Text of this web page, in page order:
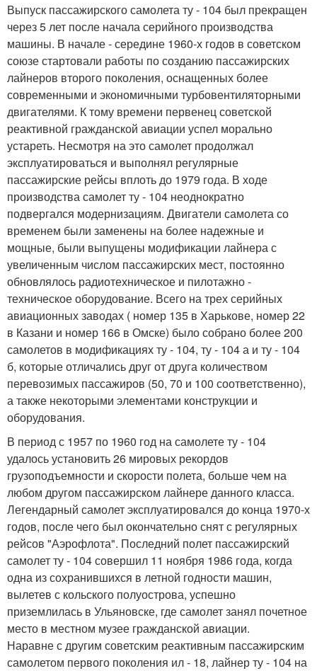
Выпуск пассажирского самолета ту - 104 был прекращен
через 5 лет после начала серийного производства
машины. В начале - середине 1960-х годов в советском
союзе стартовали работы по созданию пассажирских
лайнеров второго поколения, оснащенных более
современными и экономичными турбовентиляторными
двигателями. К тому времени первенец советской
реактивной гражданской авиации успел морально
устареть. Несмотря на это самолет продолжал
эксплуатироваться и выполнял регулярные
пассажирские рейсы вплоть до 1979 года. В ходе
производства самолет ту - 104 неоднократно
подвергался модернизациям. Двигатели самолета со
временем были заменены на более надежные и
мощные, были выпущены модификации лайнера с
увеличенным числом пассажирских мест, постоянно
обновлялось радиотехническое и пилотажно -
техническое оборудование. Всего на трех серийных
авиационных заводах ( номер 135 в Харькове, номер 22
в Казани и номер 166 в Омске) было собрано более 200
самолетов в модификациях ту - 104, ту - 104 а и ту - 104
б, которые отличались друг от друга количеством
перевозимых пассажиров (50, 70 и 100 соответственно),
а также некоторыми элементами конструкции и
оборудования.
В период с 1957 по 1960 год на самолете ту - 104
удалось установить 26 мировых рекордов
грузоподъемности и скорости полета, больше чем на
любом другом пассажирском лайнере данного класса.
Легендарный самолет эксплуатировался до конца 1970-х
годов, после чего был окончательно снят с регулярных
рейсов "Аэрофлота". Последний полет пассажирский
самолет ту - 104 совершил 11 ноября 1986 года, когда
одна из сохранившихся в летной годности машин,
вылетев с кольского полуострова, успешно
приземлилась в Ульяновске, где самолет занял почетное
место в местном музее гражданской авиации.
Наравне с другим советским реактивным пассажирским
самолетом первого поколения ил - 18, лайнер ту - 104 на